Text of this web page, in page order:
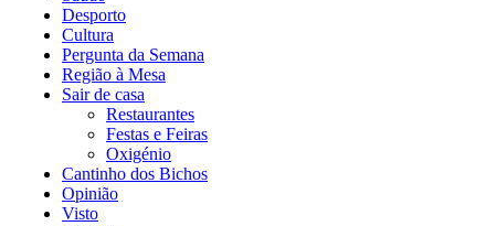
Desporto
Cultura
Pergunta da Semana
Região à Mesa
Sair de casa
Restaurantes
Festas e Feiras
Oxigénio
Cantinho dos Bichos
Opinião
Visto